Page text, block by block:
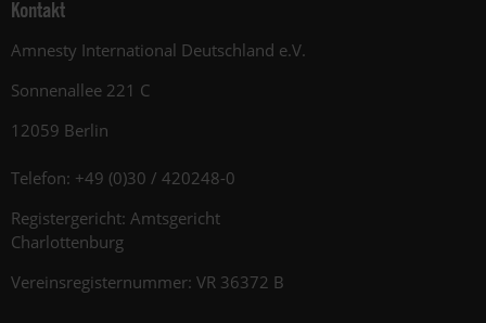
Kontakt
Amnesty International Deutschland e.V.
Sonnenallee 221 C
12059 Berlin
Telefon: +49 (0)30 / 420248-0
Registergericht: Amtsgericht
Charlottenburg
Vereinsregisternummer: VR 36372 B